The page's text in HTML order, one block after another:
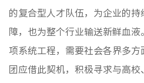
的复合型人才队伍，为企业的
障，也为整个行业输送新鲜血
项系统工程，需要社会各界多
团应借此契机，积极寻求与高